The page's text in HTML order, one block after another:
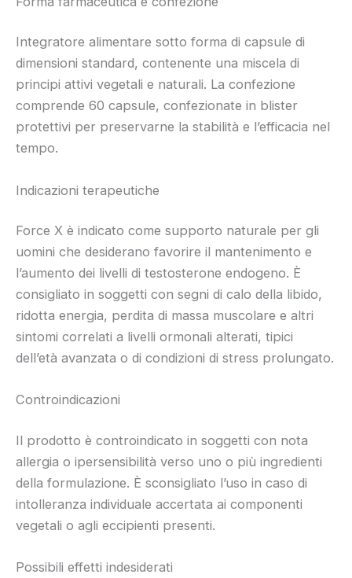
Integratore alimentare sotto forma di capsule di
dimensioni standard, contenente una miscela di
principi attivi vegetali e naturali. La confezione
comprende 60 capsule, confezionate in blister
protettivi per preservarne la stabilità e l’efficacia nel
tempo.
Indicazioni terapeutiche
Force X è indicato come supporto naturale per gli
uomini che desiderano favorire il mantenimento e
l’aumento dei livelli di testosterone endogeno. È
consigliato in soggetti con segni di calo della libido,
ridotta energia, perdita di massa muscolare e altri
sintomi correlati a livelli ormonali alterati, tipici
dell’età avanzata o di condizioni di stress prolungato.
Controindicazioni
Il prodotto è controindicato in soggetti con nota
allergia o ipersensibilità verso uno o più ingredienti
della formulazione. È sconsigliato l’uso in caso di
intolleranza individuale accertata ai componenti
vegetali o agli eccipienti presenti.
Possibili effetti indesiderati